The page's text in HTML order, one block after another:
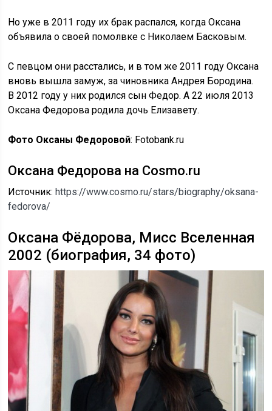
Но уже в 2011 году их брак распался, когда Оксана
объявила о своей помолвке с Николаем Басковым.
С певцом они расстались, и в том же 2011 году Оксана
вновь вышла замуж, за чиновника Андрея Бородина.
В 2012 году у них родился сын Федор. А 22 июля 2013
Оксана Федорова родила дочь Елизавету.
Фото Оксаны Федоровой: Fotobank.ru
Оксана Федорова на Cosmo.ru
Источник:https://www.cosmo.ru/stars/biography/oksana-
fedorova/
Оксана Фёдорова, Мисс Вселенная
2002 (биография, 34 фото)